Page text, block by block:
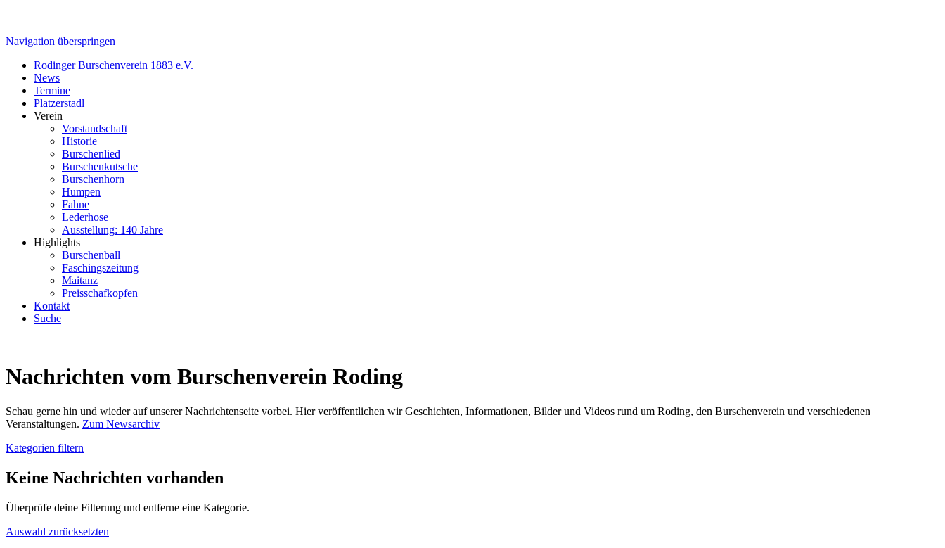
Navigation überspringen
Rodinger Burschenverein 1883 e.V.
News
Termine
Platzerstadl
Verein
Vorstandschaft
Historie
Burschenlied
Burschenkutsche
Burschenhorn
Humpen
Fahne
Lederhose
Ausstellung: 140 Jahre
Highlights
Burschenball
Faschingszeitung
Maitanz
Preisschafkopfen
Kontakt
Suche
Nachrichten vom Burschenverein Roding
Schau gerne hin und wieder auf unserer Nachrichtenseite vorbei. Hier veröffentlichen wir Geschichten, Informationen, Bilder und Videos rund um Roding, den Burschenverein und verschiedenen
Veranstaltungen. Zum Newsarchiv
Kategorien filtern
Keine Nachrichten vorhanden
Überprüfe deine Filterung und entferne eine Kategorie.
Auswahl zurücksetzten